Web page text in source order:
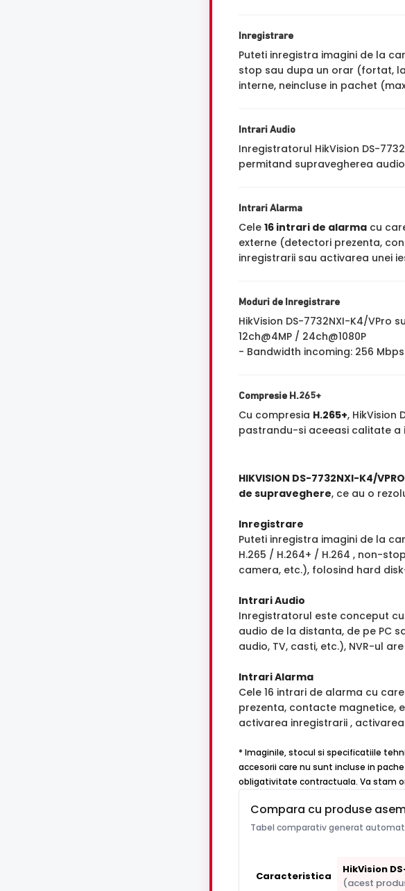
Inregistrare
Puteti inregistra imagini de la
stop sau dupa un orar (fortat,
interne, neincluse in pachet
Intrari Audio
Inregistratorul HikVision DS-
permitand supravegherea
Intrari Alarma
Cele 16 intrari de alarma cu
externe (detectori prezenta,
inregistrarii sau activarea unei
Moduri de Inregistrare
HikVision DS-7732NXI-K4/VPro
12ch@4MP / 24ch@1080P
- Bandwidth incoming: 256 Mbps
Compresie H.265+
Cu compresia H.265+, HikVision
pastrandu-si aceeasi calitate a
HIKVISION DS-7732NXI-K4/
de supraveghere, ce au o
Inregistrare
Puteti inregistra imagini de la
H.265 / H.264+ / H.264 , non-
camera, etc.), folosind hard
Intrari Audio
Inregistratorul este conceput
audio de la distanta, de pe PC
audio, TV, casti, etc.), NVR-ul
Intrari Alarma
Cele 16 intrari de alarma cu
prezenta, contacte magnetice,
activarea inregistrarii ,
* Imaginile, stocul si specificatiile
accesorii care nu sunt incluse in
obligativitate contractuala. Va stam
Compara cu produse
Tabel comparativ generat
Caracteristica
HikVision
(acest